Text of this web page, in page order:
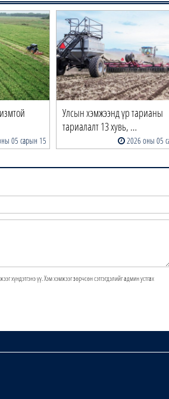
05 сарын 15
Улсын хэмжээнд үр тарианы
тариалалт 13 хувь, …
2026 оны 05
хүндэтгэнэ үү. Хэм хэмжээг зөрчсөн сэтгэгдэлийг админ устгах